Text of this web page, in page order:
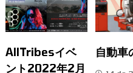
ー
シ
AllTribesイベ
ント2022年2月
自動車